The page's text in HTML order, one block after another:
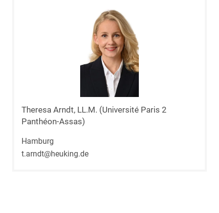
Theresa Arndt, LL.M. (Université Paris 2
Panthéon-Assas)
Hamburg
t.arndt@heuking.de